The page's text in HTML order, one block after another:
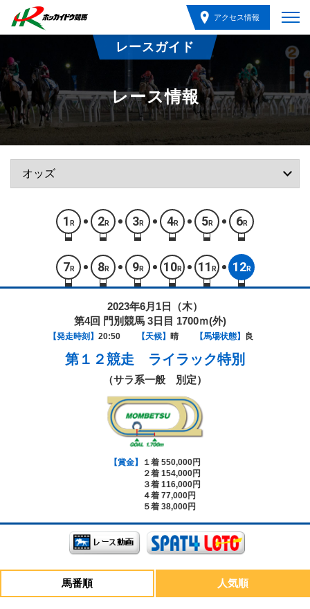
アクセス情報
レースガイド
レース情報
1 R 2R 3R 4R 5R 6R
7 R 8R 9R 10R 11 R 12R
2023年6月1日（木）
第4回 門別競馬 3日目 1700ｍ(外)
【発走時刻】 20:50 【天候】 晴 【馬場状態】 良
第１２競走 ライラック特別
（サラ系一般 別定）
【賞金】
１着 550,000円
２着 154,000円
３着 116,000円
４着 77,000円
５着 38,000円
馬番順 人気順